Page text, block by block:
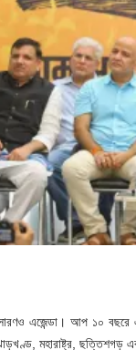
এজেন্ডা। আপ ১০ বছরে
মহারাষ্ট্র,